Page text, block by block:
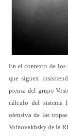
En el contexto de los
que siguen
prensa del grupo
cálculo del sistema
ofensiva de las
Volnovakhsky de la